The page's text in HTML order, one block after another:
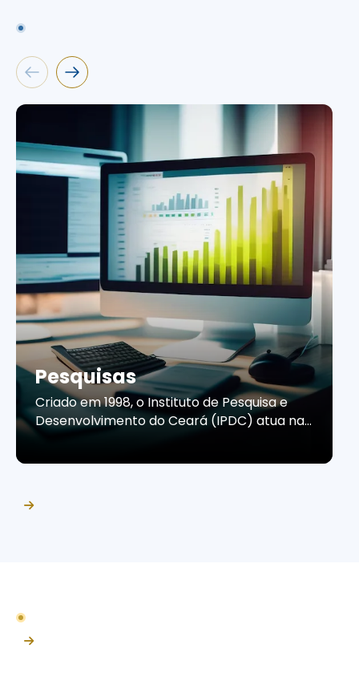
Pesquisas
Criado em 1998, o Instituto de Pesquisa e
Desenvolvimento do Ceará (IPDC) atua na